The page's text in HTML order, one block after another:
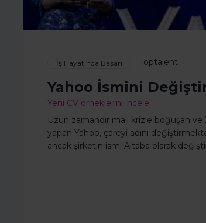
İş Hayatında Başarı Toptalent
Yahoo İsmini
Yeni CV örneklerini incele
Uzun zamandır mali krizle boğuşan ve
yapan Yahoo, çareyi adını
ancak şirketin ismi Altaba olarak